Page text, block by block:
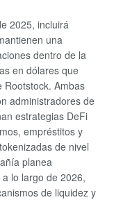
2025, incluirá
una
dentro de la
en dólares que
Rootstock. Ambas
administradores de
estrategias DeFi
empréstitos y
de nivel
planea
lo largo de 2026,
de liquidez y